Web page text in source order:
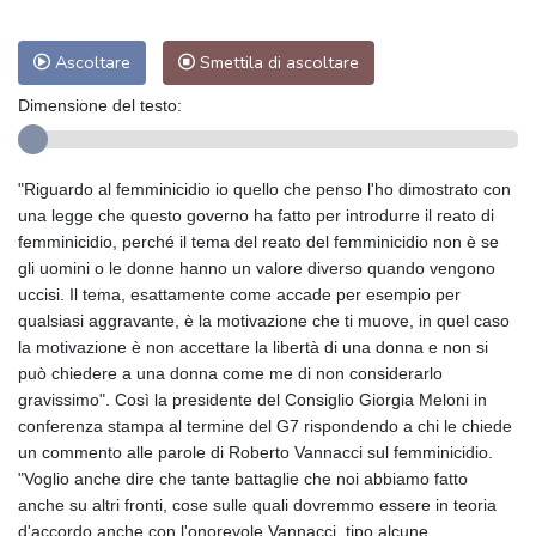
Ascoltare Smettila di ascoltare
Dimensione del testo:
"Riguardo al femminicidio io quello che penso l'ho dimostrato con
una legge che questo governo ha fatto per introdurre il reato di
femminicidio, perché il tema del reato del femminicidio non è se
gli uomini o le donne hanno un valore diverso quando vengono
uccisi. Il tema, esattamente come accade per esempio per
qualsiasi aggravante, è la motivazione che ti muove, in quel caso
la motivazione è non accettare la libertà di una donna e non si
può chiedere a una donna come me di non considerarlo
gravissimo". Così la presidente del Consiglio Giorgia Meloni in
conferenza stampa al termine del G7 rispondendo a chi le chiede
un commento alle parole di Roberto Vannacci sul femminicidio.
"Voglio anche dire che tante battaglie che noi abbiamo fatto
anche su altri fronti, cose sulle quali dovremmo essere in teoria
d'accordo anche con l'onorevole Vannacci, tipo alcune